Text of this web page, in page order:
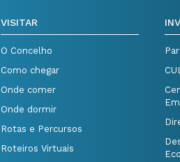
VISITAR
O Concelho
Como chegar
Onde comer
Onde dormir
Rotas e Percursos
Roteiros Virtuais